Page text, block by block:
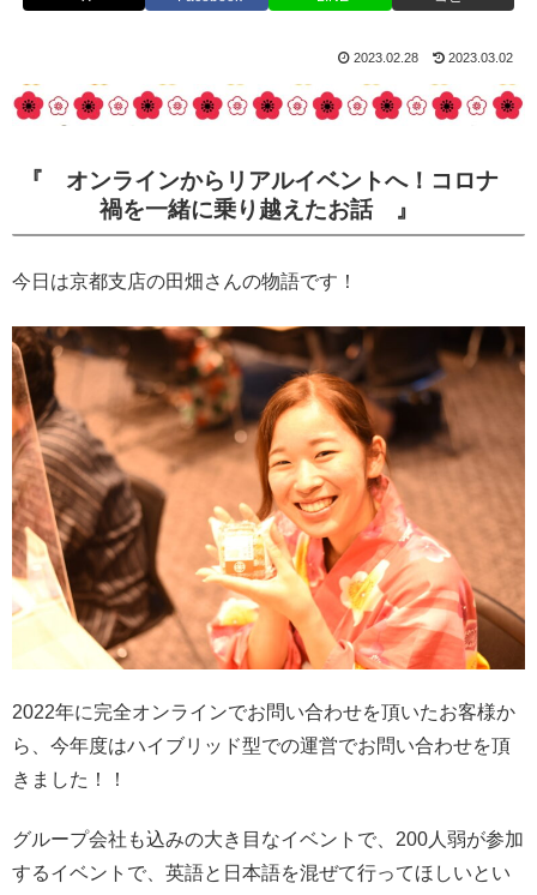
2023.02.28 2023.03.02
『 オンラインからリアルイベントへ！コロナ
禍を一緒に乗り越えたお話 』
今日は京都支店の田畑さんの物語です！
2022年に完全オンラインでお問い合わせを頂いたお客様か
ら、今年度はハイブリッド型での運営でお問い合わせを頂
きました！！
グループ会社も込みの大き目なイベントで、200人弱が参加
するイベントで、英語と日本語を混ぜて行ってほしいとい